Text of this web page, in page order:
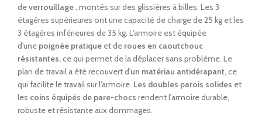
deverrouillage, montés sur des glissières à billes. Les 3
étagères supérieures ont une capacité de charge de 25 kg et les
3 étagères inférieures de 35 kg. L'armoire est équipée
d'une poignée pratique et de roues en caoutchouc
résistantes,ce qui permet de la déplacer sans problème. Le
plan de travail a été recouvert d'un matériau antidérapant, ce
qui facilite le travail sur l'armoire. Les doubles parois solides et
les coins équipés de pare-chocs rendent l'armoire durable,
robuste et résistante aux dommages.